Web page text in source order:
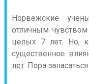
Норвежские
отличным
целых 7 лет. Но,
существенное
лет. Пора